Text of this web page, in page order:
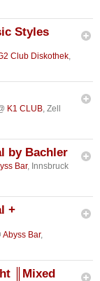
Styles
Club Diskothek,
K1 CLUB , Zell
by Bachler
Bar, Innsbruck
+
Abyss Bar,
║Mixed